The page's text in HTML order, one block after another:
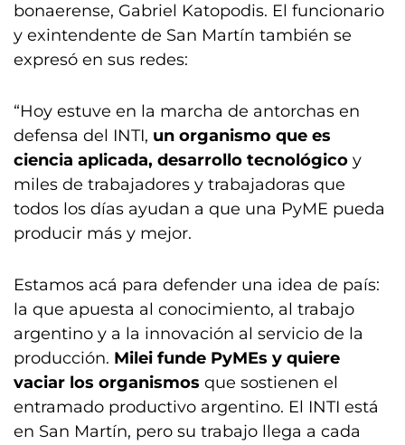
bonaerense, Gabriel Katopodis. El funcionario
y exintendente de San Martín también se
expresó en sus redes:
“Hoy estuve en la marcha de antorchas en
defensa del INTI, un organismo que es
ciencia aplicada, desarrollo tecnológico y
miles de trabajadores y trabajadoras que
todos los días ayudan a que una PyME pueda
producir más y mejor.
Estamos acá para defender una idea de país:
la que apuesta al conocimiento, al trabajo
argentino y a la innovación al servicio de la
producción. Milei funde PyMEs y quiere
vaciar los organismos que sostienen el
entramado productivo argentino. El INTI está
en San Martín, pero su trabajo llega a cada